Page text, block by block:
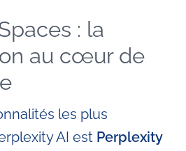
: la
au cœur de
les plus
AI est Perplexity